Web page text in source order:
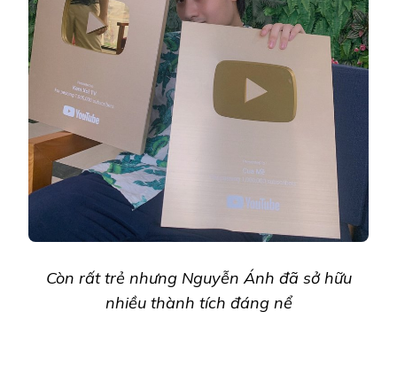
Còn rất trẻ nhưng Nguyễn Ánh đã sở hữu
nhiều thành tích đáng nể